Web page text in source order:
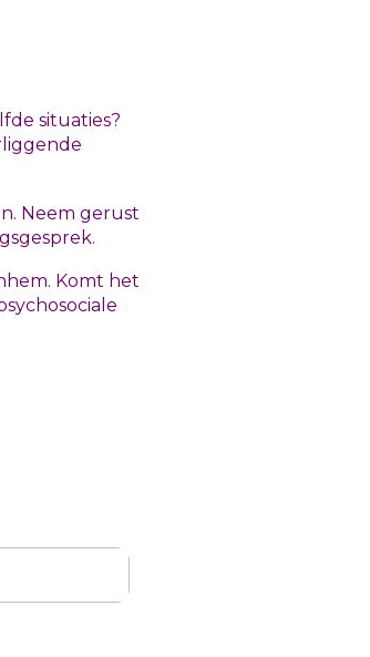
situaties?
Neem gerust
Komt het